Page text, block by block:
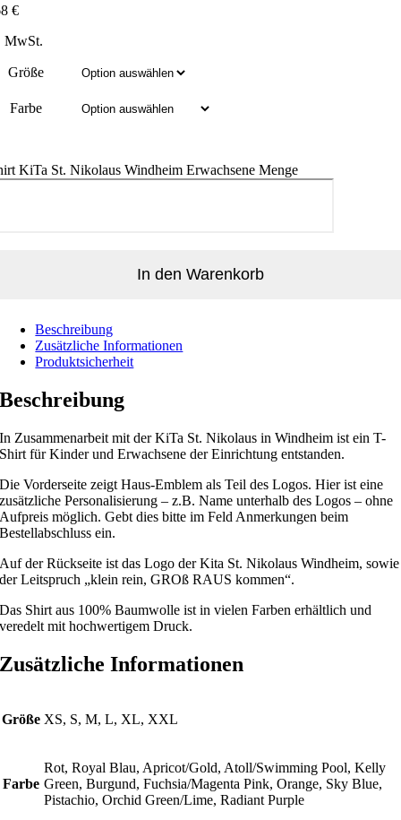
€
MwSt.
Größe
Farbe
KiTa St. Nikolaus Windheim Erwachsene Menge
In den Warenkorb
Beschreibung
Zusätzliche Informationen
Produktsicherheit
Beschreibung
In Zusammenarbeit mit der KiTa St. Nikolaus in Windheim ist ein T-
Shirt für Kinder und Erwachsene der Einrichtung entstanden.
Die Vorderseite zeigt Haus-Emblem als Teil des Logos. Hier ist eine
zusätzliche Personalisierung – z.B. Name unterhalb des Logos – ohne
Aufpreis möglich. Gebt dies bitte im Feld Anmerkungen beim
Bestellabschluss ein.
Auf der Rückseite ist das Logo der Kita St. Nikolaus Windheim, sowie
der Leitspruch „klein rein, GROß RAUS kommen“.
Das Shirt aus 100% Baumwolle ist in vielen Farben erhältlich und
veredelt mit hochwertigem Druck.
Zusätzliche Informationen
Größe XS, S, M, L, XL, XXL
Farbe
Rot, Royal Blau, Apricot/Gold, Atoll/Swimming Pool, Kelly
Green, Burgund, Fuchsia/Magenta Pink, Orange, Sky Blue,
Pistachio, Orchid Green/Lime, Radiant Purple